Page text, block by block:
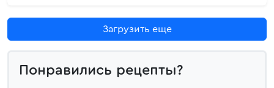
Загрузить еще
Понравились рецепты?